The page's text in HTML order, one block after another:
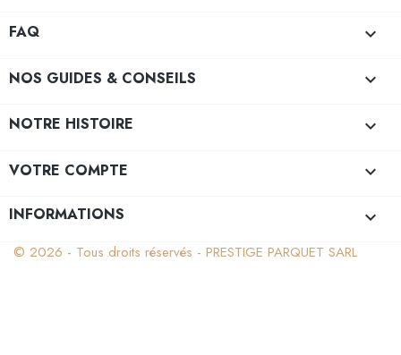
FAQ 
NOS GUIDES & CONSEILS 
NOTRE HISTOIRE 
VOTRE COMPTE 
INFORMATIONS keyboard_arrow_down
© 2026 - Tous droits réservés - PRESTIGE PARQUET SARL